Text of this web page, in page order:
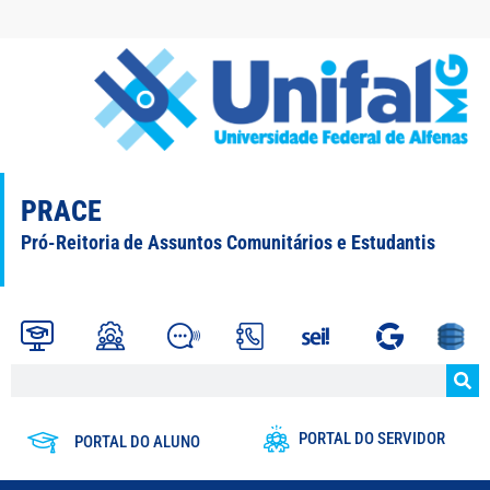
PRACE
Pró-Reitoria de Assuntos Comunitários e Estudantis
PORTAL DO ALUNO PORTAL DO SERVIDOR